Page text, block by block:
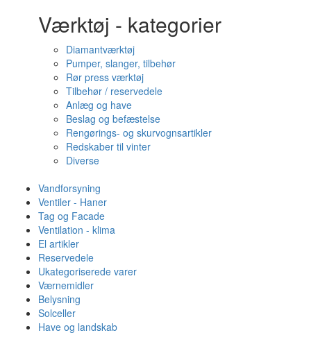
Værktøj - kategorier
Diamantværktøj
Pumper, slanger, tilbehør
Rør press værktøj
Tilbehør / reservedele
Anlæg og have
Beslag og befæstelse
Rengørings- og skurvognsartikler
Redskaber til vinter
Diverse
Vandforsyning
Ventiler - Haner
Tag og Facade
Ventilation - klima
El artikler
Reservedele
Ukategoriserede varer
Værnemidler
Belysning
Solceller
Have og landskab